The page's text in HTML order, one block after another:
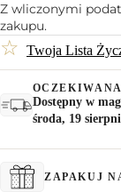
Z wliczonymi
zakupu.
☆ Twoja Lista
Dostępny w
środa, 19
ZAPAKUJ